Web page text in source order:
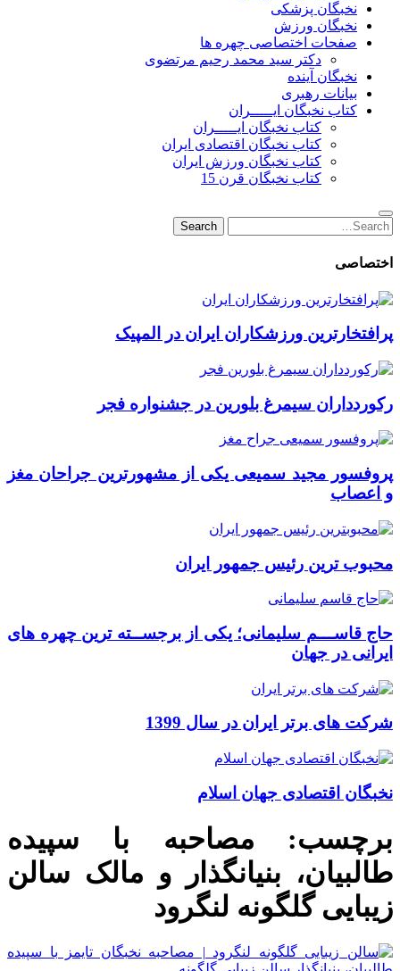
نخبگان پزشکی
نخبگان ورزش
صفحات اختصاصی چهره ها
دکتر سید محمد رحیم مرتضوی
نخبگان آینده
بیانات رهبری
کتاب نخبگان ایـــــران
کتاب نخبگان ایـــــران
کتاب نخبگان اقتصادی ایران
کتاب نخبگان ورزش ایران
کتاب نخبگان قرن 15
Search
for:
Search
اختصاصی
پرافتخارترین ورزشکاران ایران در المپیک
رکوردداران سیمرغ بلورین در جشنواره فجر
پروفسور مجید سمیعی یکی از مشهورترین جراحان مغز
و اعصاب
محبوب ترین رئیس جمهور ایران
حاج قاســـم سلیمانی؛ یکی از برجســته ترین چهره های
ایرانی در جهان
شرکت های برتر ایران در سال 1399
نخبگان اقتصادی جهان اسلام
برچسب: مصاحبه با سپیده
طالبیان، بنیانگذار و مالک سالن
زیبایی گلگونه لنگرود